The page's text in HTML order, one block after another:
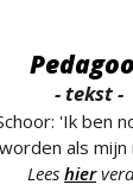
- tekst -
'Ik ben
als mijn
Lees hier